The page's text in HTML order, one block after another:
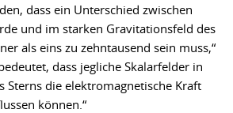
dass ein Unterschied zwischen
und im starken Gravitationsfeld des
als eins zu zehntausend sein muss,“
dass jegliche Skalarfelder in
Sterns die elektromagnetische Kraft
können.“